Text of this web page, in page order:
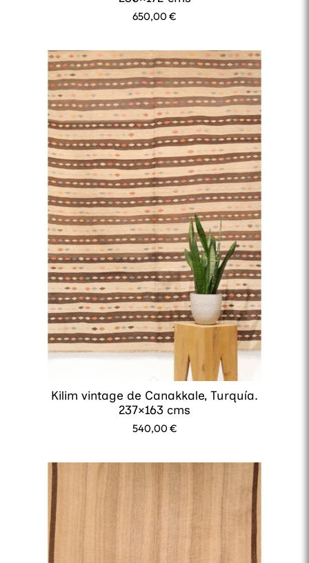
650,00€
Kilim vintage de Canakkale, Turquía.
237×163 cms
540,00€